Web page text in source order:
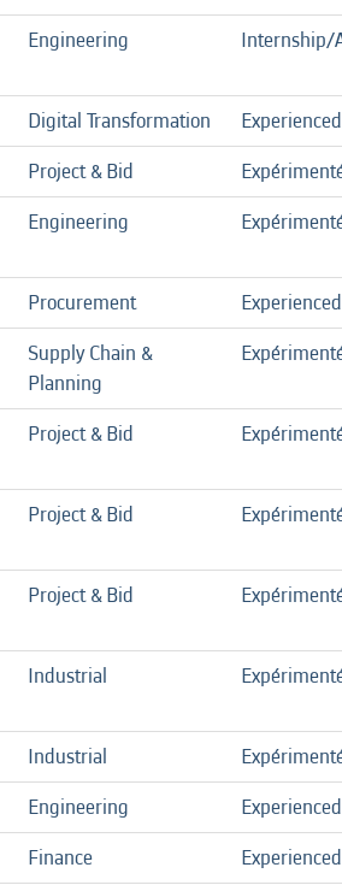
Engineering Internship/
Digital Transformation Experienced
Project & Bid
Engineering
Procurement Experienced
Supply Chain &
Planning
Project & Bid
Project & Bid
Project & Bid
Industrial
Industrial
Engineering Experienced
Finance Experienced